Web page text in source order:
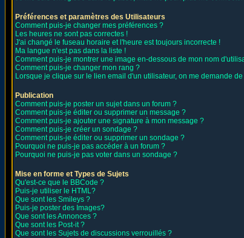
Préférences et paramètres des Utilisateurs
Comment puis-je changer mes préférences ?
Les heures ne sont pas correctes !
J'ai changé le fuseau horaire et l'heure est toujours incorrecte !
Ma langue n'est pas dans la liste !
Comment puis-je montrer une image en-dessous de mon nom
Comment puis-je changer mon rang ?
Lorsque je clique sur le lien email d'un utilisateur, on me demande
Publication
Comment puis-je poster un sujet dans un forum ?
Comment puis-je éditer ou supprimer un message ?
Comment puis-je ajouter une signature à mon message ?
Comment puis-je créer un sondage ?
Comment puis-je éditer ou supprimer un sondage ?
Pourquoi ne puis-je pas accéder à un forum ?
Pourquoi ne puis-je pas voter dans un sondage ?
Mise en forme et Types de Sujets
Qu'est-ce que le BBCode ?
Puis-je utiliser le HTML?
Que sont les Smileys ?
Puis-je poster des Images?
Que sont les Annonces ?
Que sont les Post-it ?
Que sont les Sujets de discussions verrouillés ?